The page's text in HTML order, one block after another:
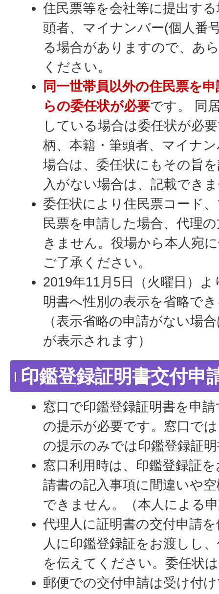
住民票等を会社等に提出す
頭者、マイナンバー(個人番
る場合がありますので、あ
ください。
同一世帯員以外の住民票を
らの委任状が必要です。 同
している場合は委任状が必
柄、本籍・筆頭者、マイナ
場合は、委任状にもその旨
入がない場合は、記載でき
委任状により住民票コード
民票を申請した場合、代理
きません。役場から本人宛
ご了承ください。
2019年11月5日（火曜日）
明書へ性別の表示を省略で
（表示省略の申請がない場
が表示されます）
印鑑登録証明書交付申
窓口で印鑑登録証明書を申
の提示が必要です。窓口で
の提示のみでは印鑑登録証
窓口利用時は、印鑑登録証
請書の記入事項に間違いや
できません。（本人による
代理人に証明書の交付申請
人に印鑑登録証をお渡しし
を伝えてください。委任状
郵便での交付申請は受け付